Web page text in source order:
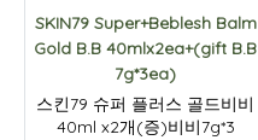
SKIN79 Super+Beblesh Balm
Gold B.B 40mlx2ea+(gift B.B
7g*3ea)
스킨79 슈퍼 플러스 골드비비
40ml x2개(증)비비7g*3